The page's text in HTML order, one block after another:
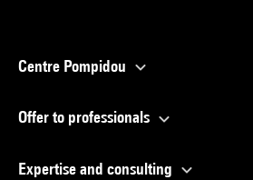
Centre Pompidou
Offer to professionals
Expertise and consulting